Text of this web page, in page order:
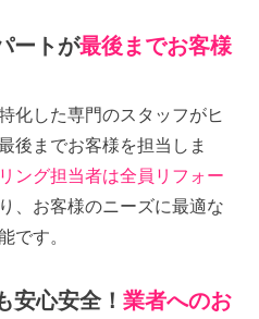
ートが最後までお客様
化した専門のスタッフがヒ
後までお客様を担当しま
ング担当者は全員リフォー
、お客様のニーズに最適な
です。
安心安全！業者へのお